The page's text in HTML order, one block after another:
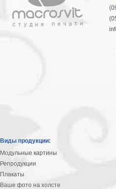
Виды продукции:
Модульные картины
Репродукции
Плакаты
Ваше фото на холсте